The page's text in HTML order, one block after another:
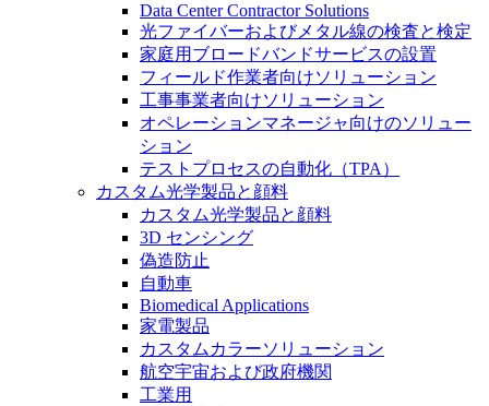
Data Center Contractor Solutions
光ファイバーおよびメタル線の検査と検定
家庭用ブロードバンドサービスの設置
フィールド作業者向けソリューション
工事事業者向けソリューション
オペレーションマネージャ向けのソリュー
ション
テストプロセスの自動化（TPA）
カスタム光学製品と顔料
カスタム光学製品と顔料
3D センシング
偽造防止
自動車
Biomedical Applications
家電製品
カスタムカラーソリューション
航空宇宙および政府機関
工業用